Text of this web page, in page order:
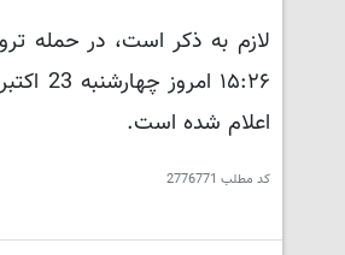
اعلام شده است.
کد مطلب 2776771